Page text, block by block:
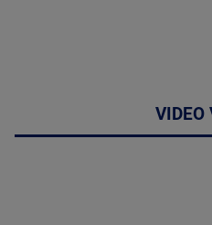
VIDEO